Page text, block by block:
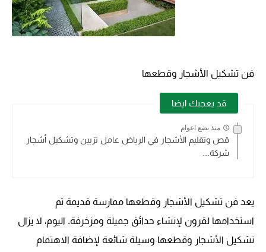
فن تشكيل الأشجار وقطعها
قد يعجبك ايضا
منذ بضع اعوام
قص وتقليم الأشجار في الرياض عامل تزيين وتشكيل أشجار
شركة...
يعد فن تشكيل الأشجار وقطعها ممارسة قديمة تم
استخدامها لقرون لإنشاء حدائق جميلة ومزخرفة. اليوم، لا يزال
تشكيل الأشجار وقطعها وسيلة شائعة لإضافة الاهتمام